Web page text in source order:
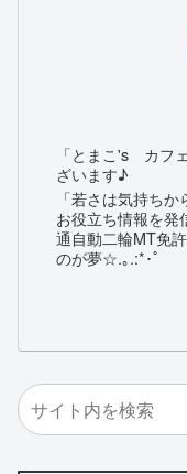
「とまこ's カフ
ざいます♪
「若さは気持ち
お役立ち情報を発
通自動二輪MT免
のが夢☆.｡.:*･ﾟ